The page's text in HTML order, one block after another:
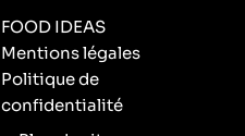
FOOD IDEAS
Mentions légales
Politique de
confidentialité